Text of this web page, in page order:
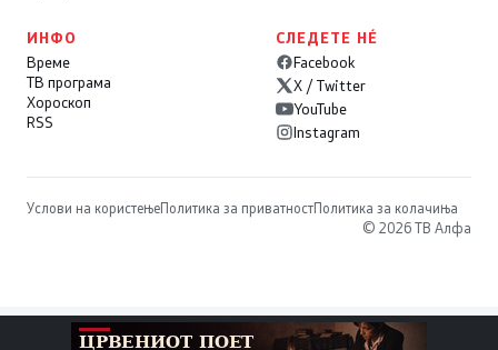
ИНФО
Време
ТВ програма
Хороскоп
RSS
СЛЕДЕТЕ НÉ
Facebook
X / Twitter
YouTube
Instagram
Услови на користењеПолитика за приватностПолитика за колачиња
© 2026 ТВ Алфа